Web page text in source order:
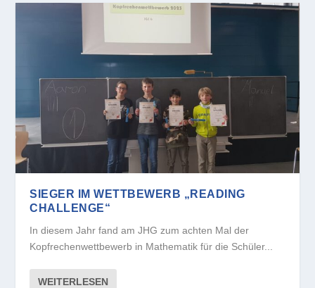
SIEGER IM WETTBEWERB „READING
CHALLENGE“
In diesem Jahr fand am JHG zum achten Mal der
Kopfrechenwettbewerb in Mathematik für die Schüler...
WEITERLESEN